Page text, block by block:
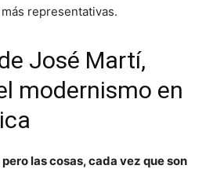
representativas.
José Martí,
modernismo en
las cosas, cada vez que son